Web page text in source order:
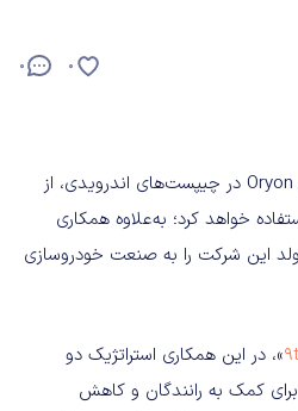
0 0
کوالکام پس از تعبیه هسته‌های Oryon در چیپست‌های اندرویدی، از
خواهد کرد؛ به‌علاوه همکاری
این شرکت را به صنعت خودروسازی
»، در این همکاری استراتژیک دو
کمک به رانندگان و کاهش